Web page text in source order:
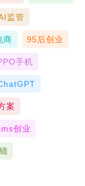
监管
商 95后创业
手机
案
创业